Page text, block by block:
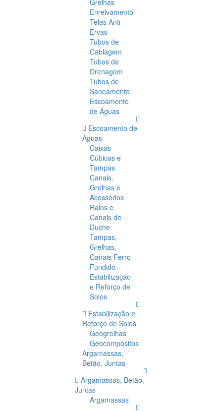
Grelhas
Enrelvamento
Telas Anti
Ervas
Tubos de
Cablagem
Tubos de
Drenagem
Tubos de
Saneamento
Escoamento
de Águas
Escoamento de
Águas
Caixas
Cúbicas e
Tampas
Canais,
Grelhas e
Acessórios
Ralos e
Canais de
Duche
Tampas,
Grelhas,
Canais Ferro
Fundido
Estabilização
e Reforço de
Solos
Estabilização e
Reforço de Solos
Geogrelhas
Geocompósitos
Argamassas,
Betão, Juntas
Argamassas, Betão,
Juntas
Argamassas